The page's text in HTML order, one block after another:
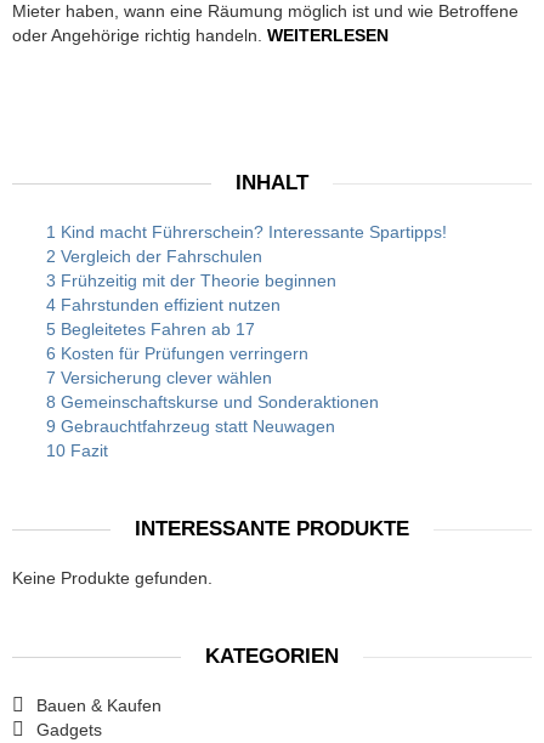
Mieter haben, wann eine Räumung möglich ist und wie Betroffene
oder Angehörige richtig handeln. WEITERLESEN
INHALT
1 Kind macht Führerschein? Interessante Spartipps!
2 Vergleich der Fahrschulen
3 Frühzeitig mit der Theorie beginnen
4 Fahrstunden effizient nutzen
5 Begleitetes Fahren ab 17
6 Kosten für Prüfungen verringern
7 Versicherung clever wählen
8 Gemeinschaftskurse und Sonderaktionen
9 Gebrauchtfahrzeug statt Neuwagen
10 Fazit
INTERESSANTE PRODUKTE
Keine Produkte gefunden.
KATEGORIEN
Bauen & Kaufen
Gadgets